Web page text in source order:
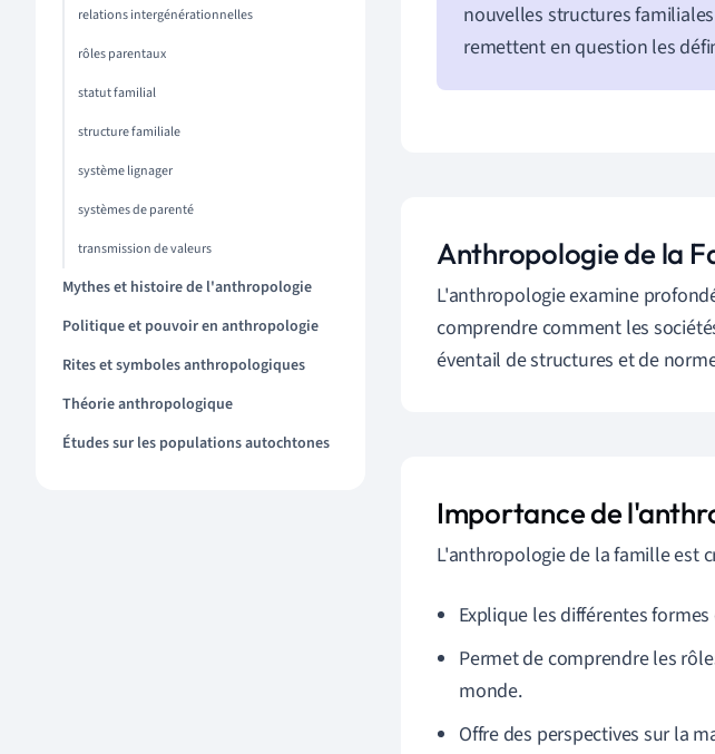
relations intergénérationnelles
rôles parentaux
statut familial
structure familiale
système lignager
systèmes de parenté
transmission de valeurs
Mythes et histoire de l'anthropologie
Politique et pouvoir en anthropologie
Rites et symboles anthropologiques
Théorie anthropologique
Études sur les populations autochtones
nouvelles structures
remettent en question les
Anthropologie de la
L'anthropologie examine
comprendre comment les
éventail de structures et de
Importance de
L'anthropologie de la famille est
Explique les différentes
Permet de comprendre les
monde.
Offre des perspectives sur la